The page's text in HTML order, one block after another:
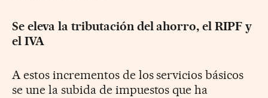
Se eleva la tributación del ahorro, el RIPF y
el IVA
A estos incrementos de los servicios básicos
se une la subida de impuestos que ha